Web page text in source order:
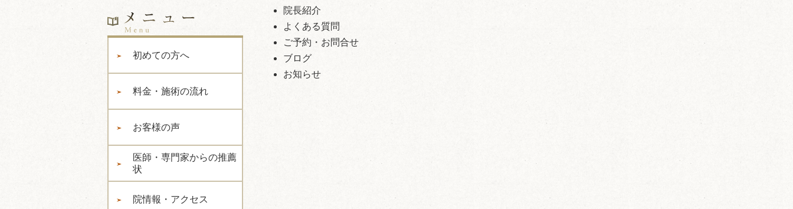
初めての方へ
料金・施術の流れ
お客様の声
医師・専門家からの推薦
状
院情報・アクセス
院長紹介
よくある質問
ご予約・お問合せ
ブログ
お知らせ